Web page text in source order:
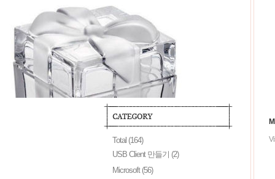
Total (164)
USB Client 만들기 (2)
Microsoft (56)